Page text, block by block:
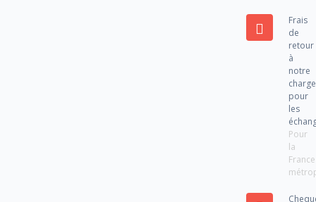
Frais
de
retour
à
notre
charge
pour
les
Pour
la
France